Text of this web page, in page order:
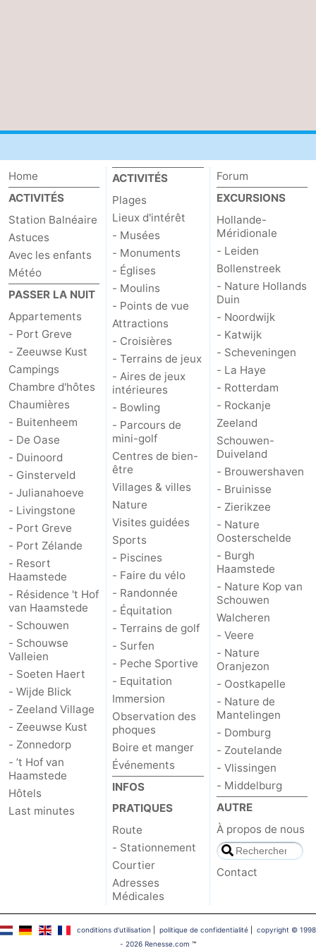
-
Stationnement
Courtier
Médicales
Région
Hollande-
Méridionale
Leiden
Bollenstreek
-
Nature
Hollands
Duin
-
Noordwijk
Katwijk
Scheveningen
-
La
Haye
-
Rotterdam
-
Rockanje
Zeeland
Schouwen-
Duiveland
-
Brouwershaven
Bruinisse
Zierikzee
-
Nature
-
Kop
-
Home
ACTIVITÉS
Station Balnéaire
Astuces
Avec les enfants
Météo
PASSER LA NUIT
Appartements
- Port Greve
- Zeeuwse Kust
Campings
Chambre d'hôtes
Chaumières
- Buitenheem
- De Oase
- Duinoord
- Ginsterveld
- Julianahoeve
- Livingstone
- Port Greve
- Port Zélande
- Resort
Haamstede
- Résidence 't Hof
van Haamstede
- Schouwen
- Schouwse
Valleien
- Soeten Haert
- Wijde Blick
- Zeeland Village
- Zeeuwse Kust
- Zonnedorp
- ’t Hof van
Haamstede
Hôtels
Last minutes
ACTIVITÉS
Plages
Lieux d'intérêt
- Musées
- Monuments
- Églises
- Moulins
- Points de vue
Attractions
- Croisières
- Terrains de jeux
- Aires de jeux
intérieures
- Bowling
- Parcours de
mini-golf
Centres de bien-
être
Villages & villes
Nature
Visites guidées
Sports
- Piscines
- Faire du vélo
- Randonnée
- Équitation
- Terrains de golf
- Surfen
- Peche Sportive
- Equitation
Immersion
Observation des
phoques
Boire et manger
Événements
INFOS
PRATIQUES
Route
- Stationnement
Courtier
Adresses
Médicales
Forum
EXCURSIONS
Hollande-
Méridionale
- Leiden
Bollenstreek
- Nature Hollands
Duin
- Noordwijk
- Katwijk
- Scheveningen
- La Haye
- Rotterdam
- Rockanje
Zeeland
Schouwen-
Duiveland
- Brouwershaven
- Bruinisse
- Zierikzee
- Nature
Oosterschelde
- Burgh
Haamstede
- Nature Kop van
Schouwen
Walcheren
- Veere
- Nature
Oranjezon
- Oostkapelle
- Nature de
Mantelingen
- Domburg
- Zoutelande
- Vlissingen
- Middelburg
AUTRE
À propos de nous
Contact
conditions d‘utilisation politique de confidentialité| copyright © 1998
- 2026 Renesse.com ™